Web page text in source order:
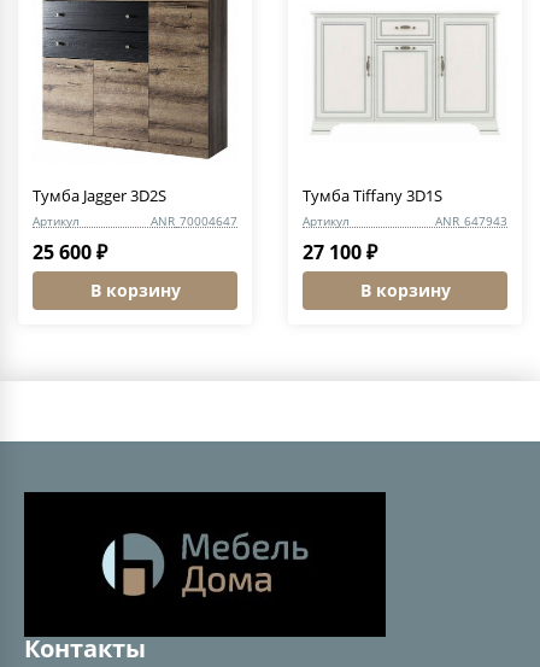
Тумба Jagger 3D2S
Артикул ANR_70004647
25 600 ₽
В корзину
Тумба Tiffany 3D1S
Артикул ANR_647943
27 100 ₽
В корзину
Контакты